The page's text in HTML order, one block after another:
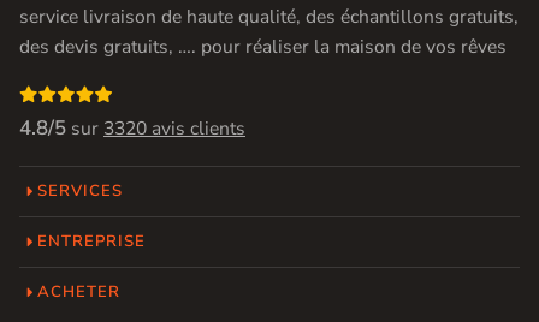
service livraison de haute qualité, des échantillons gratuits,
des devis gratuits, …. pour réaliser la maison de vos rêves

4.8/5 sur 3320 avis clients
SERVICES
ENTREPRISE
ACHETER